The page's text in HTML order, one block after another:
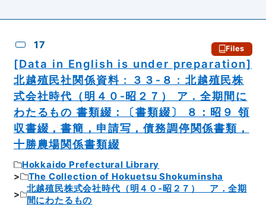
17 Files
[Data in English is under preparation]
北越殖民社関係資料 : ３３‐８ : 北越殖民株
式会社時代（明４０‐昭２７） ア．全期間に
わたるもの 書類綴：〔書類綴〕 ８：昭９ 領
収書綴，書簡，申請写，債務調停関係書類，
十勝農場関係書類綴
Hokkaido Prefectural Library
The Collection of Hokuetsu Shokuminsha
北越殖民株式会社時代（明４０‐昭２７） ア．全期
間にわたるもの